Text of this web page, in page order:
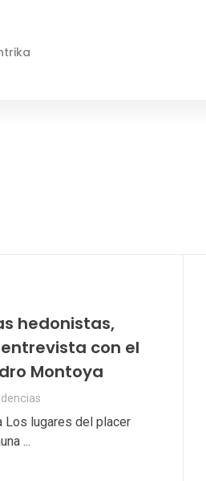
hedonistas,
con el
Montoya
Los lugares del placer
...